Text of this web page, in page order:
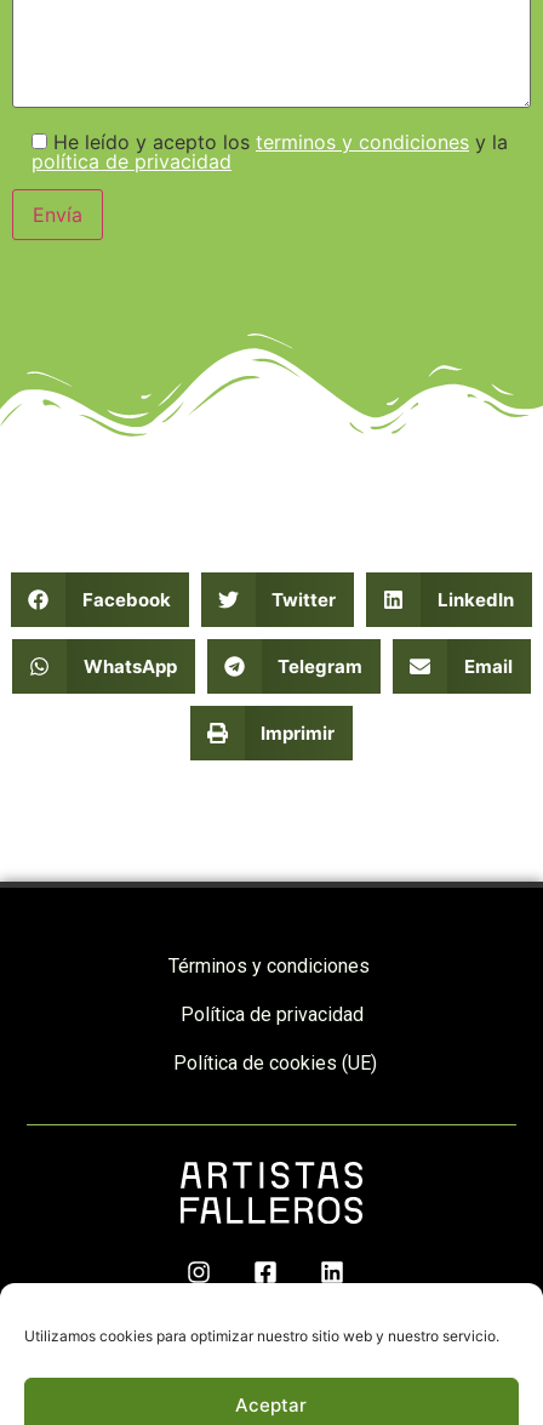
Utilizamos cookies para optimizar nuestro sitio web y nuestro servicio.
Aceptar
He leído y acepto los terminos y condiciones y la
política de privacidad
Facebook Twitter LinkedIn
WhatsApp Telegram Email
Imprimir
© 2026 | Artistas Falleros | Desarrollado por
Términos y condiciones
Política de privacidad
Política de cookies (UE)